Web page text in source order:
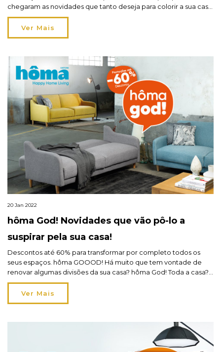
chegaram as novidades que tanto deseja para colorir a sua casa
neste regresso de férias com descontos hôma GOD! até 60%.
Consiga, por bem menos do que imaginou, reorganizar e
redecorar cada ambiente da sua casa com […]
Ver Mais
20 Jan 2022
hôma God! Novidades que vão pô-lo a
suspirar pela sua casa!
Descontos até 60% para transformar por completo todos os
seus espaços. hôma GOOOD! Há muito que tem vontade de
renovar algumas divisões da sua casa? hôma God! Toda a casa?
Então, aproveite este arranque de ano para concretizar sonhos
e projetos antigos e dê azo à sua wishlist. A partir de 21 de
janeiro, encontrará […]
Ver Mais